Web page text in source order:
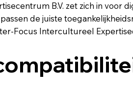
B.V. zet zich in voor
de juiste
Focus Intercultureel